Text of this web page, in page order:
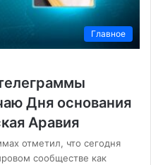
Главное
Дня основания
Аравия
отметил, что сегодня
сообществе как